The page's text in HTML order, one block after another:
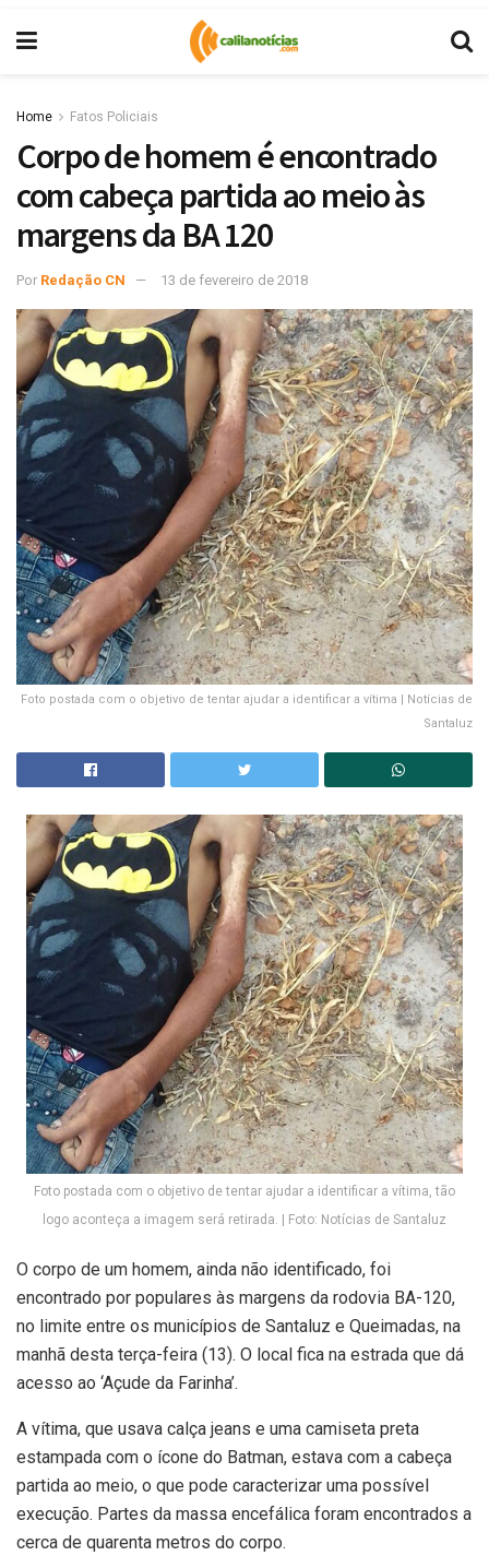
Home Fatos Policiais
Corpo de homem é encontrado
com cabeça partida ao meio às
margens da BA 120
Por Redação CN 13 de fevereiro de 2018
Foto postada com o objetivo de tentar ajudar a identificar a vítima | Notícias de
Santaluz
Foto postada com o objetivo de tentar ajudar a identificar a vítima, tão
logo aconteça a imagem será retirada. | Foto: Notícias de Santaluz
O corpo de um homem, ainda não identificado, foi
encontrado por populares às margens da rodovia BA-120,
no limite entre os municípios de Santaluz e Queimadas, na
manhã desta terça-feira (13). O local fica na estrada que dá
acesso ao ‘Açude da Farinha’.
A vítima, que usava calça jeans e uma camiseta preta
estampada com o ícone do Batman, estava com a cabeça
partida ao meio, o que pode caracterizar uma possível
execução. Partes da massa encefálica foram encontrados a
cerca de quarenta metros do corpo.